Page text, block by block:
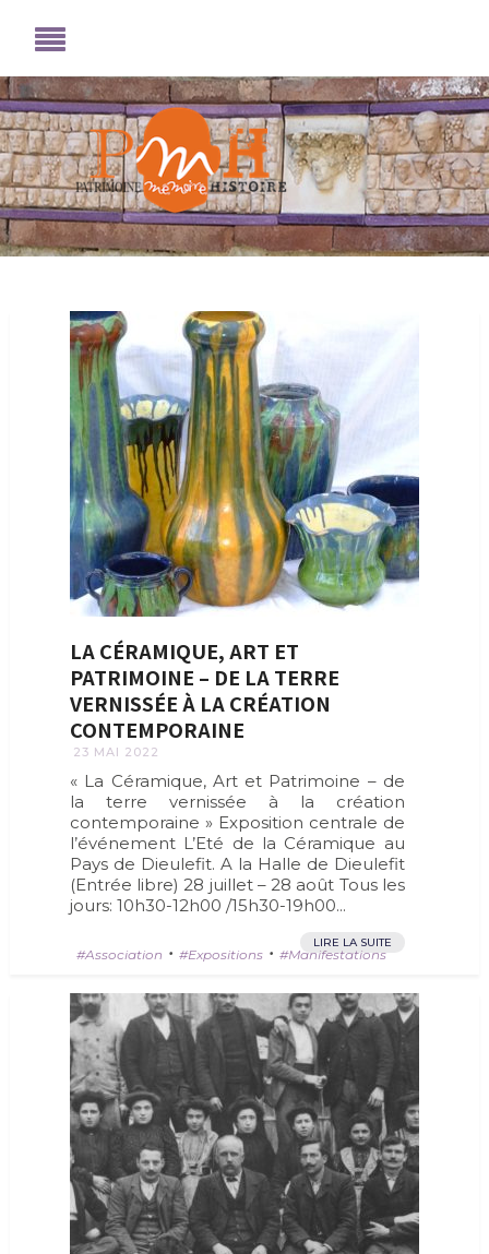
LA CÉRAMIQUE, ART ET
PATRIMOINE – DE LA TERRE
VERNISSÉE À LA CRÉATION
CONTEMPORAINE
23 MAI 2022
« La Céramique, Art et Patrimoine – de
la terre vernissée à la création
contemporaine » Exposition centrale de
l’événement L’Eté de la Céramique au
Pays de Dieulefit. A la Halle de Dieulefit
(Entrée libre) 28 juillet – 28 août Tous les
jours: 10h30-12h00 /15h30-19h00...
LIRE LA SUITE
Association • Expositions • Manifestations